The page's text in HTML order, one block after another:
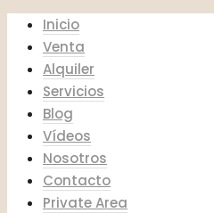
Inicio
Venta
Alquiler
Servicios
Blog
Vídeos
Nosotros
Contacto
Private Area